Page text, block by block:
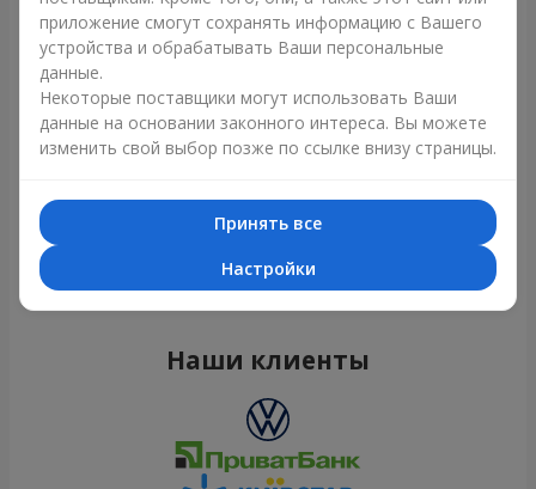
Заказать этот товар
Наши клиенты
приложение смогут сохранять информацию с Вашего
устройства и обрабатывать Ваши персональные
данные.
Некоторые поставщики могут использовать Ваши
данные на основании законного интереса. Вы можете
изменить свой выбор позже по ссылке внизу страницы.
Принять все
Настройки